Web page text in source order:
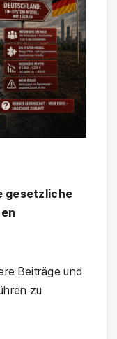
gesetzliche
Beiträge und
zu